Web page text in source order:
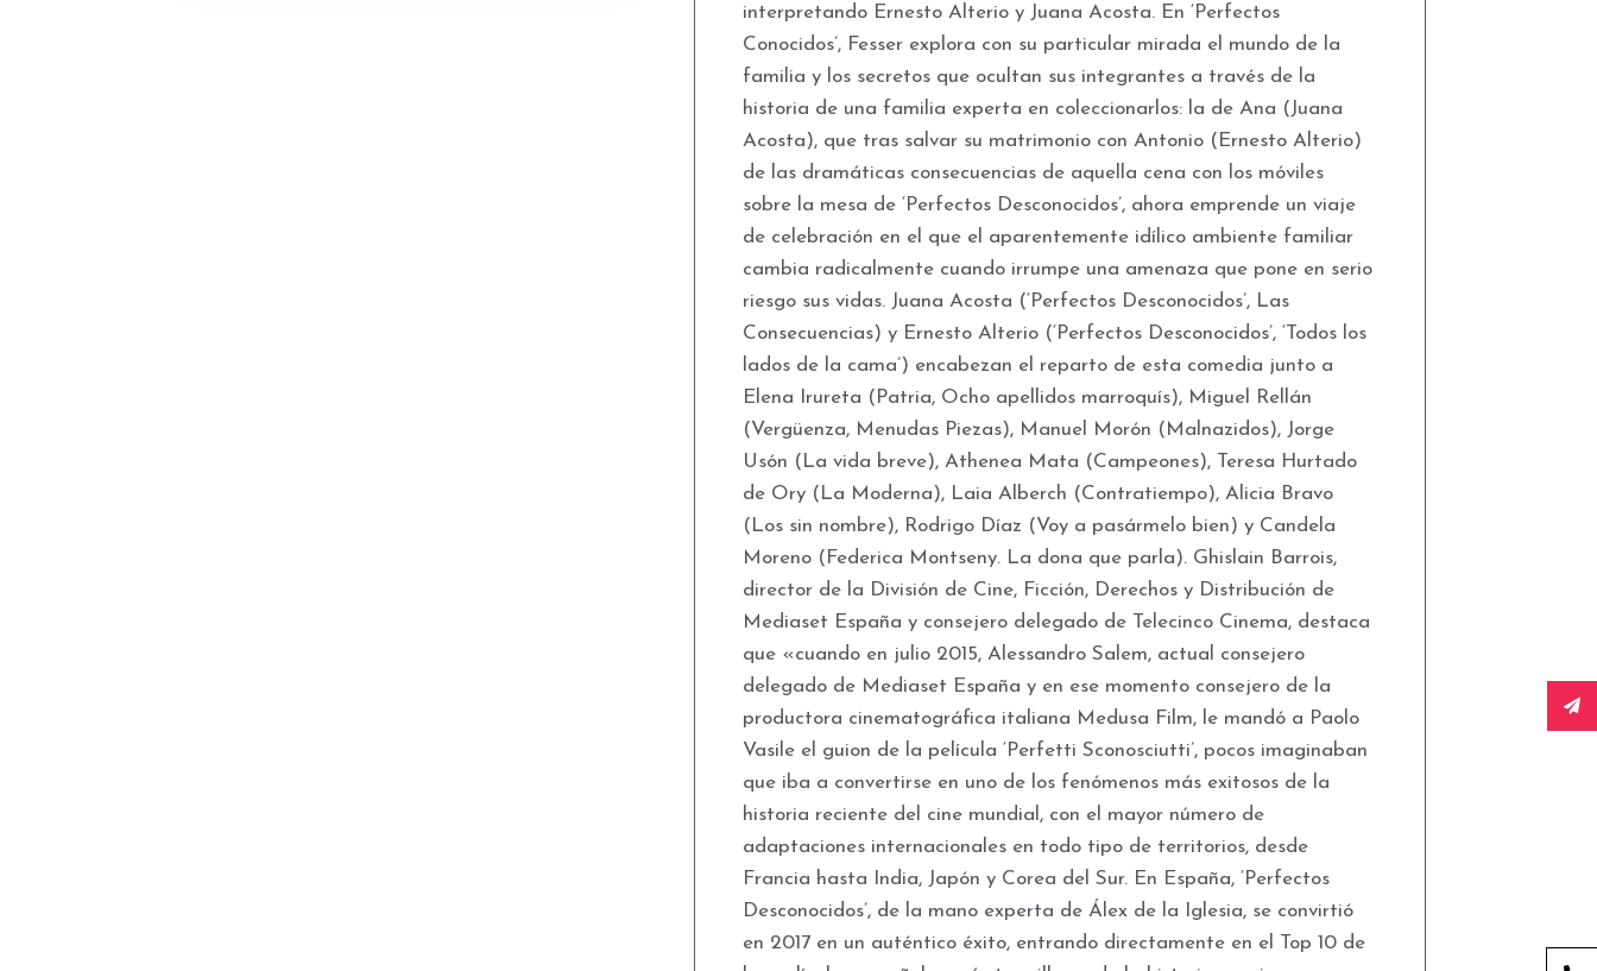
interpretando Ernesto Alterio y Juana Acosta. En ‘Perfectos
Conocidos’, Fesser explora con su particular mirada el mundo de la
familia y los secretos que ocultan sus integrantes a través de la
historia de una familia experta en coleccionarlos: la de Ana (Juana
Acosta), que tras salvar su matrimonio con Antonio (Ernesto Alterio)
de las dramáticas consecuencias de aquella cena con los móviles
sobre la mesa de ‘Perfectos Desconocidos’, ahora emprende un viaje
de celebración en el que el aparentemente idílico ambiente familiar
cambia radicalmente cuando irrumpe una amenaza que pone en serio
riesgo sus vidas. Juana Acosta (‘Perfectos Desconocidos’, Las
Consecuencias) y Ernesto Alterio (‘Perfectos Desconocidos’, ‘Todos los
lados de la cama’) encabezan el reparto de esta comedia junto a
Elena Irureta (Patria, Ocho apellidos marroquís), Miguel Rellán
(Vergüenza, Menudas Piezas), Manuel Morón (Malnazidos), Jorge
Usón (La vida breve), Athenea Mata (Campeones), Teresa Hurtado
de Ory (La Moderna), Laia Alberch (Contratiempo), Alicia Bravo
(Los sin nombre), Rodrigo Díaz (Voy a pasármelo bien) y Candela
Moreno (Federica Montseny. La dona que parla). Ghislain Barrois,
director de la División de Cine, Ficción, Derechos y Distribución de
Mediaset España y consejero delegado de Telecinco Cinema, destaca
que «cuando en julio 2015, Alessandro Salem, actual consejero
delegado de Mediaset España y en ese momento consejero de la
productora cinematográfica italiana Medusa Film, le mandó a Paolo
Vasile el guion de la película ‘Perfetti Sconosciutti’, pocos imaginaban
que iba a convertirse en uno de los fenómenos más exitosos de la
historia reciente del cine mundial, con el mayor número de
adaptaciones internacionales en todo tipo de territorios, desde
Francia hasta India, Japón y Corea del Sur. En España, ‘Perfectos
Desconocidos’, de la mano experta de Álex de la Iglesia, se convirtió
en 2017 en un auténtico éxito, entrando directamente en el Top 10 de